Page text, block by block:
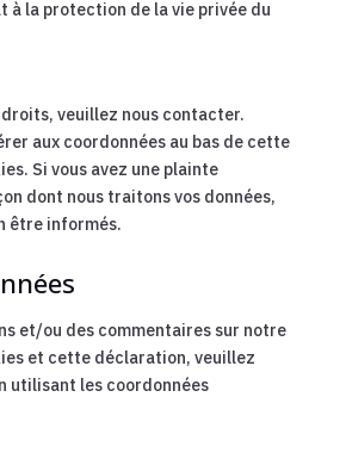
à la protection de la vie privée du
veuillez nous contacter.
aux coordonnées au bas de cette
Si vous avez une plainte
dont nous traitons vos données,
être informés.
et/ou des commentaires sur notre
et cette déclaration, veuillez
utilisant les coordonnées